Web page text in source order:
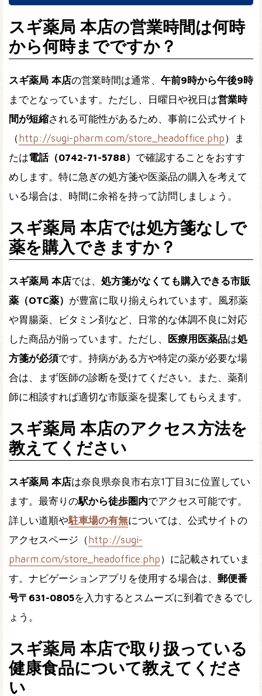
スギ薬局 本店の営業時間は何時
から何時までですか？
スギ薬局 本店の営業時間は通常、 午前9時から午後9時
までとなっています。ただし、日曜日や祝日は営業時
間が短縮される可能性があるため、事前に公式サイト
（http://sugi-pharm.com/store_headoffice.php）ま
たは電話（0742-71-5788） で確認することをおすす
めします。特に急ぎの処方箋や医薬品の購入を考えて
いる場合は、時間に余裕を持って訪問しましょう。
スギ薬局 本店では処方箋なしで
薬を購入できますか？
スギ薬局 本店では、 処方箋がなくても購入できる市販
薬（OTC薬） が豊富に取り揃えられています。風邪薬
や胃腸薬、ビタミン剤など、日常的な体調不良に対応
した商品が揃っています。ただし、
医療用医薬品は処
方箋が必須です。持病がある方や特定の薬が必要な場
合は、まず医師の診断を受けてください。また、薬剤
師に相談すれば適切な市販薬を提案してもらえます。
スギ薬局 本店のアクセス方法を
教えてください
スギ薬局 本店は奈良県奈良市右京1丁目3に位置してい
ます。最寄りの駅から徒歩圏内でアクセス可能です。
詳しい道順や駐車場の有無については、公式サイトの
アクセスページ（http://sugi-
pharm.com/store_headoffice.php）に記載されていま
す。ナビゲーションアプリを使用する場合は、 郵便番
号〒631-0805を入力するとスムーズに到着できるでし
ょう。
スギ薬局 本店で取り扱っている
健康食品について教えてくださ
い